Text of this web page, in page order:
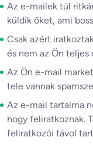
Az e-mailek túl
küldik őket, ami
Csak azért
és nem az Ön teljes
Az Ön e-mail
tele vannak
Az e-mail tartalma
hogy feliratkoznak.
feliratkozói távol